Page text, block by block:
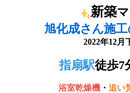
新築
旭化成さん施
2022年12月
指扇駅徒歩7
浴室乾燥機・ 追い